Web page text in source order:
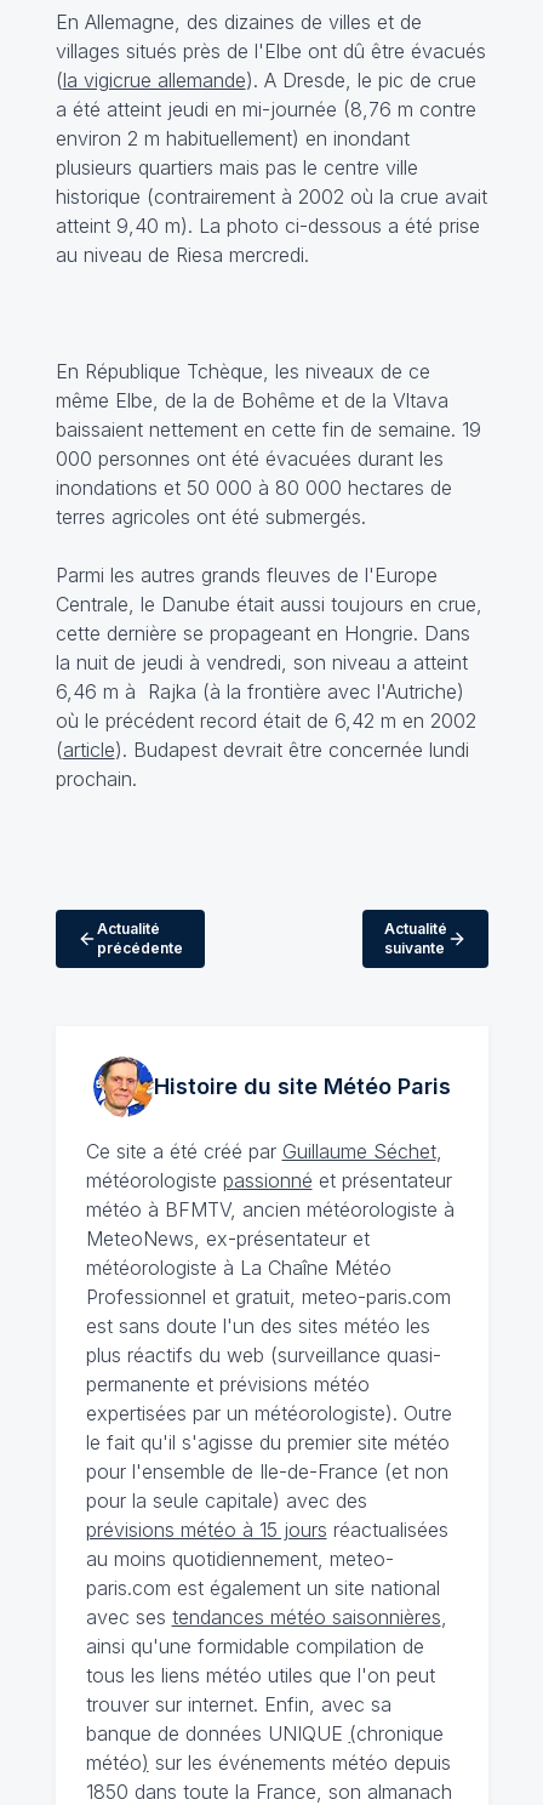
En Allemagne, des dizaines de villes et de
villages situés près de l'Elbe ont dû être évacués
(la vigicrue allemande). A Dresde, le pic de crue
a été atteint jeudi en mi-journée (8,76 m contre
environ 2 m habituellement) en inondant
plusieurs quartiers mais pas le centre ville
historique (contrairement à 2002 où la crue avait
atteint 9,40 m). La photo ci-dessous a été prise
au niveau de Riesa mercredi.
En République Tchèque, les niveaux de ce
même Elbe, de la de Bohême et de la Vltava
baissaient nettement en cette fin de semaine. 19
000 personnes ont été évacuées durant les
inondations et 50 000 à 80 000 hectares de
terres agricoles ont été submergés.
Parmi les autres grands fleuves de l'Europe
Centrale, le Danube était aussi toujours en crue,
cette dernière se propageant en Hongrie. Dans
la nuit de jeudi à vendredi, son niveau a atteint
6,46 m à Rajka (à la frontière avec l'Autriche)
où le précédent record était de 6,42 m en 2002
(article). Budapest devrait être concernée lundi
prochain.
Actualité
précédente
Actualité
suivante
Histoire du site MétéoParis
Ce site a été créé par Guillaume Séchet,
météorologiste passionné et présentateur
météo à BFMTV, ancien météorologiste à
MeteoNews, ex-présentateur et
météorologiste à La Chaîne Météo
Professionnel et gratuit, meteo-paris.com
est sans doute l'un des sites météo les
plus réactifs du web (surveillance quasi-
permanente et prévisions météo
expertisées par un météorologiste). Outre
le fait qu'il s'agisse du premier site météo
pour l'ensemble de Ile-de-France (et non
pour la seule capitale) avec des
prévisions météo à 15 jours réactualisées
au moins quotidiennement, meteo-
paris.com est également un site national
avec ses tendances météo saisonnières,
ainsi qu'une formidable compilation de
tous les liens météo utiles que l'on peut
trouver sur internet. Enfin, avec sa
banque de données UNIQUE (chronique
météo) sur les événements météo depuis
1850 dans toute la France, son almanach